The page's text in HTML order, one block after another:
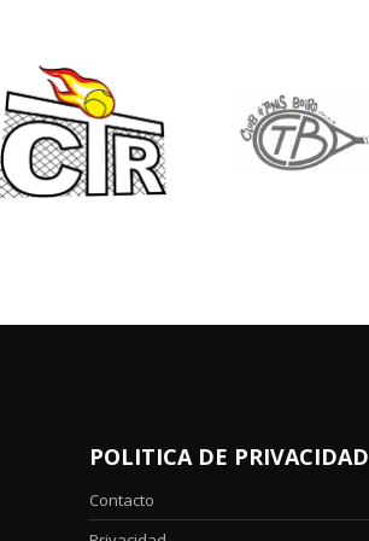
POLITICA DE PRIVACIDAD
Contacto